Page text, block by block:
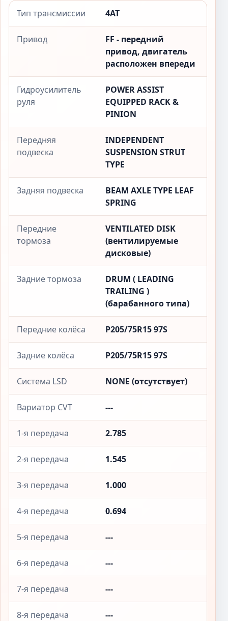
Тип трансмиссии 4AT
Привод
FF - передний
привод, двигатель
расположен впереди
Гидроусилитель
руля
POWER ASSIST
EQUIPPED RACK &
PINION
Передняя
подвеска
INDEPENDENT
SUSPENSION STRUT
TYPE
Задняя подвеска
BEAM AXLE TYPE LEAF
SPRING
Передние
тормоза
VENTILATED DISK
(вентилируемые
дисковые)
Задние тормоза
DRUM ( LEADING
TRAILING )
(барабанного типа)
Передние колёса P205/75R15 97S
Задние колёса P205/75R15 97S
Система LSD NONE (отсутствует)
Вариатор CVT ---
1-я передача 2.785
2-я передача 1.545
3-я передача 1.000
4-я передача 0.694
5-я передача ---
6-я передача ---
7-я передача ---
8-я передача ---